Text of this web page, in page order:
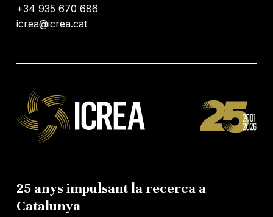
+34 935 670 686
icrea@icrea.cat
25 anys impulsant la recerca a
Catalunya